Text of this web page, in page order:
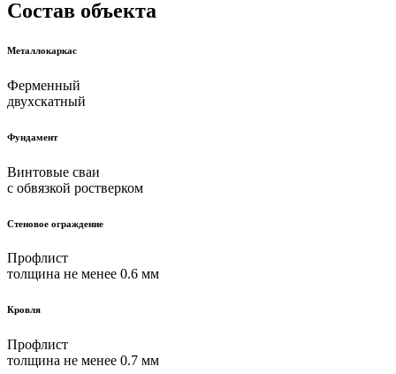
Cостав объекта
Металлокаркас
Ферменный
двухскатный
Фундамент
Винтовые сваи
с обвязкой ростверком
Стеновое ограждение
Профлист
толщина не менее 0.6 мм
Кровля
Профлист
толщина не менее 0.7 мм